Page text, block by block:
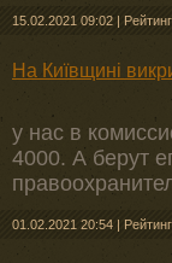
15.02.2021 09:02 |
На Київщині
у нас в
4000. А берут
01.02.2021 20:54 |